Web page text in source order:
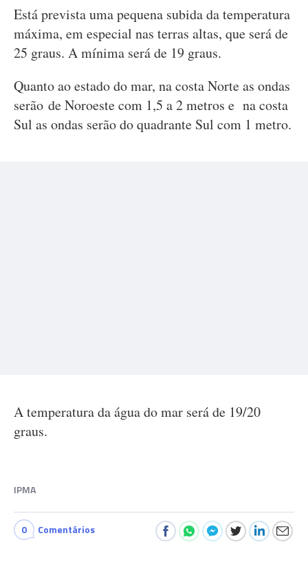
Está prevista uma pequena subida da temperatura
máxima, em especial nas terras altas, que será de
25 graus. A mínima será de 19 graus.
Quanto ao estado do mar, na costa Norte as ondas
serão de Noroeste com 1,5 a 2 metros e na costa
Sul as ondas serão do quadrante Sul com 1 metro.
A temperatura da água do mar será de 19/20
graus.
IPMA
0 Comentários